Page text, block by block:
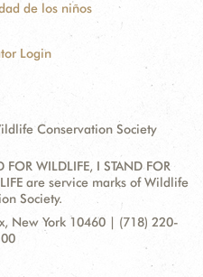
de los niños
Login
Conservation Society
WILDLIFE, I STAND FOR
are service marks of Wildlife
Society.
New York 10460 | (718) 220-